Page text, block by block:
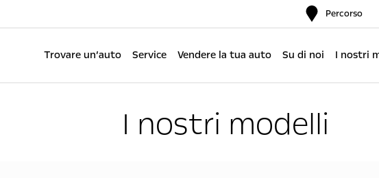
Percorso
Trovare un’auto Service Vendere la tua auto Su di noi I nostri
I nostri modelli